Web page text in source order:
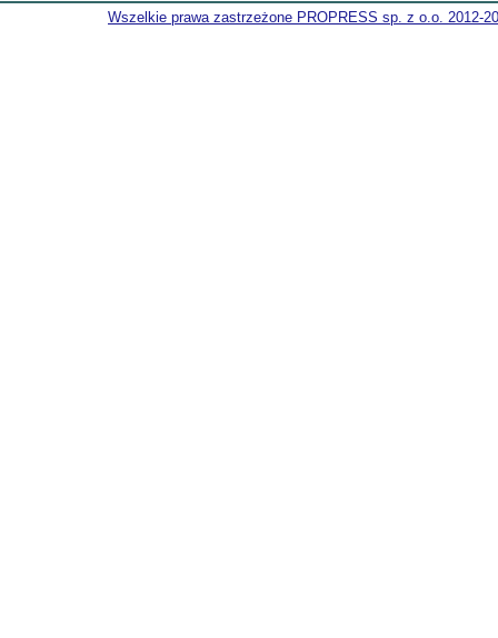
Wszelkie prawa zastrzeżone PROPRESS sp. z o.o. 2012-